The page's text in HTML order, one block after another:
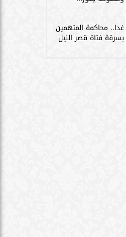
غدا.. محاكمة المتهمين
بسرقة فتاة قصر النيل